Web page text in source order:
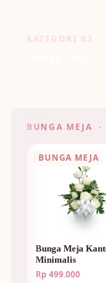
KATEGORI 03
BUNGA MEJA
BUNGA MEJA
Bunga Meja
Minimalis
Rp 499.000